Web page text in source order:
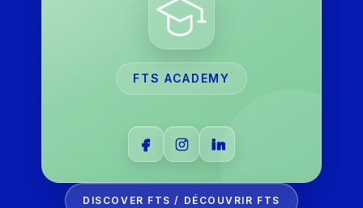
Discover the exclusive FTS® Method
resources designed to help you prepare
effectively for TCF Canada, TCF Québec,
TEF Canada and TEFAQ.
All FTS® resources
are created by
specialists in official French-language
examinations. Access depends on the
preparation plan you choose.
FTS ACADEMY
DISCOVER FTS / DÉCOUVRIR FTS